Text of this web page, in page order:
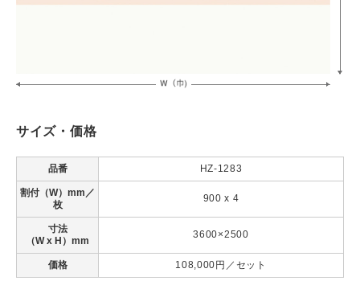
サイズ・価格
品番 HZ-1283
割付（W）mm／
枚
900 x 4
寸法
（W x H）mm
3600×2500
価格 108,000円／セット